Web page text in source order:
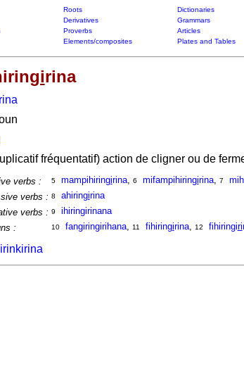
Roots Dictionaries
Derivatives Grammars
Proverbs Articles
Elements/composites Plates and Tables
girina
fréquentatif) action de cligner ou de
verbs : 5 mampihiringirina, 6 mifampihiringirina, 7
verbs : 8 ahiringirina
verbs : 9
ihiringirinana
:
10 fangiringirihana, 11 fihiringirina, 12 fihiringiri